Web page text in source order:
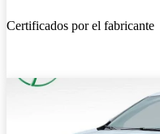
Certificados por el fabricante